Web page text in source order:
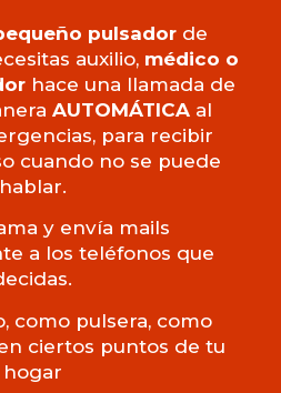
pulsadorde
auxilio, médico o
hace una llamada de
AUTOMÁTICA al
para recibir
cuando no se puede
hablar.
y envía mails
a los teléfonos que
como pulsera, como
ciertos puntos de tu
hogar